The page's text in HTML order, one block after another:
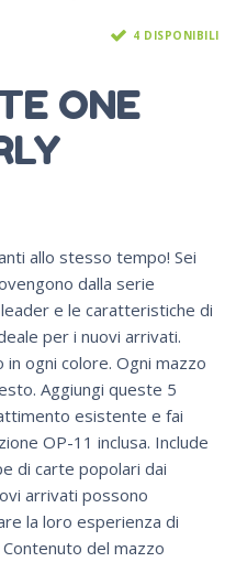
4 DISPONIBILI
ONE
allo stesso tempo! Sei
dalla serie
e le caratteristiche di
per i nuovi arrivati.
ogni colore. Ogni mazzo
Aggiungi queste 5
esistente e fai
OP-11 inclusa. Include
di carte popolari dai
arrivati possono
la loro esperienza di
del mazzo